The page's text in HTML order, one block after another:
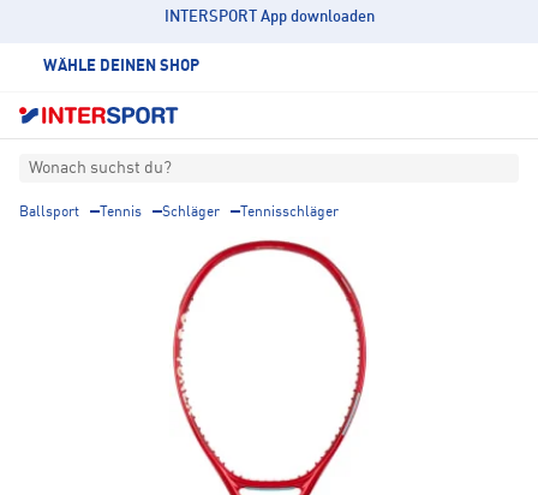
INTERSPORT App downloaden
WÄHLE DEINEN SHOP
Wonach suchst du?
Ballsport Tennis Schläger Tennisschläger